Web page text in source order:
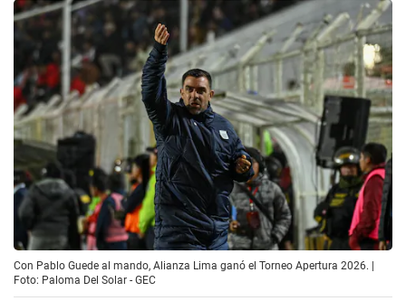
Con Pablo Guede al mando, Alianza Lima ganó el Torneo Apertura 2026. |
Foto: Paloma Del Solar - GEC